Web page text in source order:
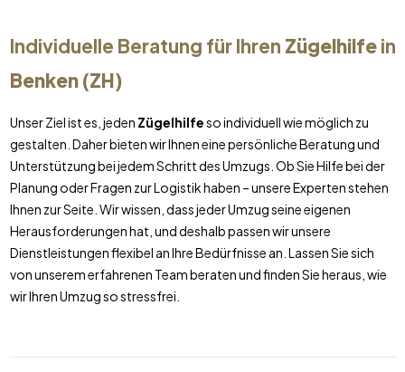
Individuelle Beratung für Ihren Zügelhilfein
Benken (ZH)
Unser Ziel ist es, jeden Zügelhilfeso individuell wie möglich zu
gestalten. Daher bieten wir Ihnen eine persönliche Beratung und
Unterstützung bei jedem Schritt des Umzugs. Ob Sie Hilfe bei der
Planung oder Fragen zur Logistik haben – unsere Experten stehen
Ihnen zur Seite. Wir wissen, dass jeder Umzug seine eigenen
Herausforderungen hat, und deshalb passen wir unsere
Dienstleistungen flexibel an Ihre Bedürfnisse an. Lassen Sie sich
von unserem erfahrenen Team beraten und finden Sie heraus, wie
wir Ihren Umzug so stressfrei.